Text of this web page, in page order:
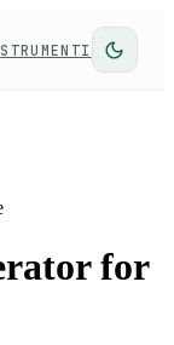
STRUMENTI
for